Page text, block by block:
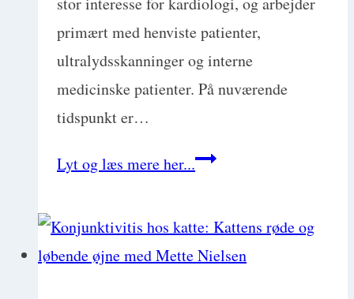
primært med henviste patienter,
ultralydsskanninger og interne
medicinske patienter. På nuværende
tidspunkt er…
Lyt og læs mere her...Hjertediagnoser:
langt
kommer